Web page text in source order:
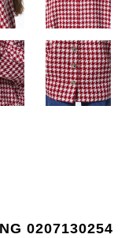
0207130254